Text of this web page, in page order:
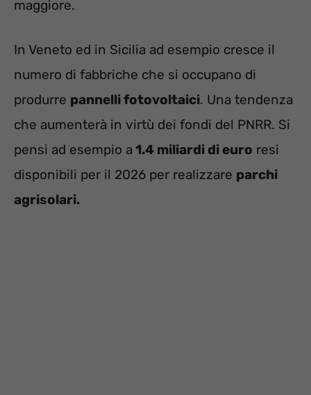
maggiore.
In Veneto ed in Sicilia ad esempio cresce il
numero di fabbriche che si occupano di
produrre pannelli fotovoltaici. Una tendenza
che aumenterà in virtù dei fondi del PNRR. Si
pensi ad esempio a 1.4 miliardi di euro resi
disponibili per il 2026 per realizzare parchi
agrisolari.